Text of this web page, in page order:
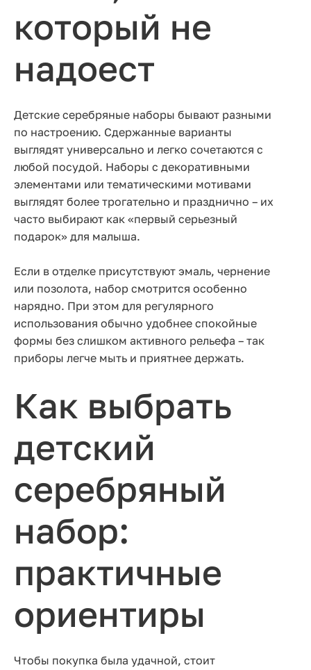
который не
надоест
Детские серебряные наборы бывают разными
по настроению. Сдержанные варианты
выглядят универсально и легко сочетаются с
любой посудой. Наборы с декоративными
элементами или тематическими мотивами
выглядят более трогательно и празднично – их
часто выбирают как «первый серьезный
подарок» для малыша.
Если в отделке присутствуют эмаль, чернение
или позолота, набор смотрится особенно
нарядно. При этом для регулярного
использования обычно удобнее спокойные
формы без слишком активного рельефа – так
приборы легче мыть и приятнее держать.
Как выбрать
детский
серебряный
набор:
практичные
ориентиры
Чтобы покупка была удачной, стоит